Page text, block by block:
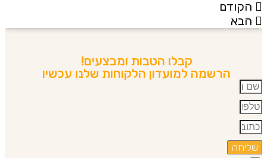
הקודם
הבא
קבלו הטבות ומבצעים!
הרשמה למועדון הלקוחות שלנו עכשיו
שליחה